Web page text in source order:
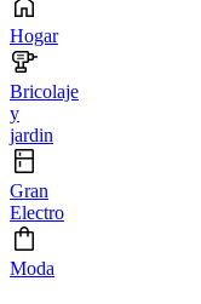
Hogar
Bricolaje
y
jardin
Gran
Electro
Moda